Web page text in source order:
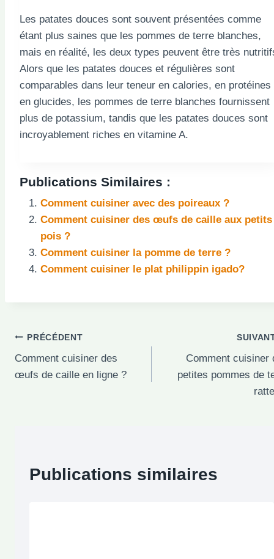
Les patates douces sont souvent présentées comme
étant plus saines que les pommes de terre blanches,
mais en réalité, les deux types peuvent être très
Alors que les patates douces et régulières sont
comparables dans leur teneur en calories, en protéines
en glucides, les pommes de terre blanches fournissent
plus de potassium, tandis que les patates douces sont
incroyablement riches en vitamine A.
Publications Similaires :
Comment cuisiner avec des poireaux ?
Comment cuisiner des œufs de caille aux petits
pois ?
Comment cuisiner la pomme de terre ?
Comment cuisiner le plat philippin igado?
Navigation
de
PRÉCÉDENT
Comment cuisiner des
œufs de caille en ligne ?
Comment cuisiner
petites pommes de
Publications similaires